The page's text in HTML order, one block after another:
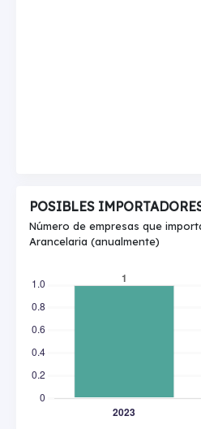
POSIBLES
Número de empresas que
Arancelaria (anualmente)